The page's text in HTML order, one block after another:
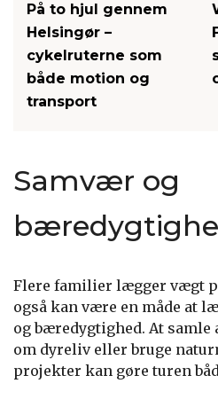
På to hjul gennem
Helsingør –
cykelruterne som
både motion og
transport
Samvær og
Flere familier lægger vægt
også kan være en måde at
og bæredygtighed. At samle
om dyreliv eller bruge
projekter kan gøre turen